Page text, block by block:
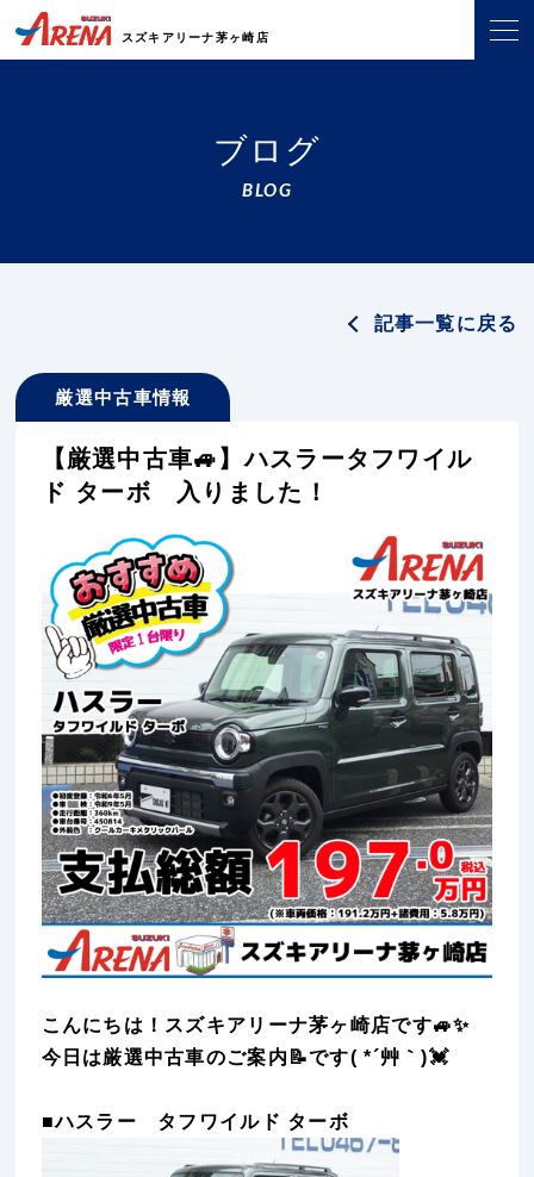
スズキアリーナ茅ヶ崎店
ブログ
BLOG
記事一覧に戻る
厳選中古車情報
【厳選中古車🚙】ハスラータフワイル
ド ターボ 入りました！
こんにちは！スズキアリーナ茅ヶ崎店です🚙✨
今日は厳選中古車のご案内📝です( *´艸｀)💓
■ハスラー タフワイルド ターボ